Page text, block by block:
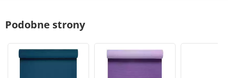
Podobne strony